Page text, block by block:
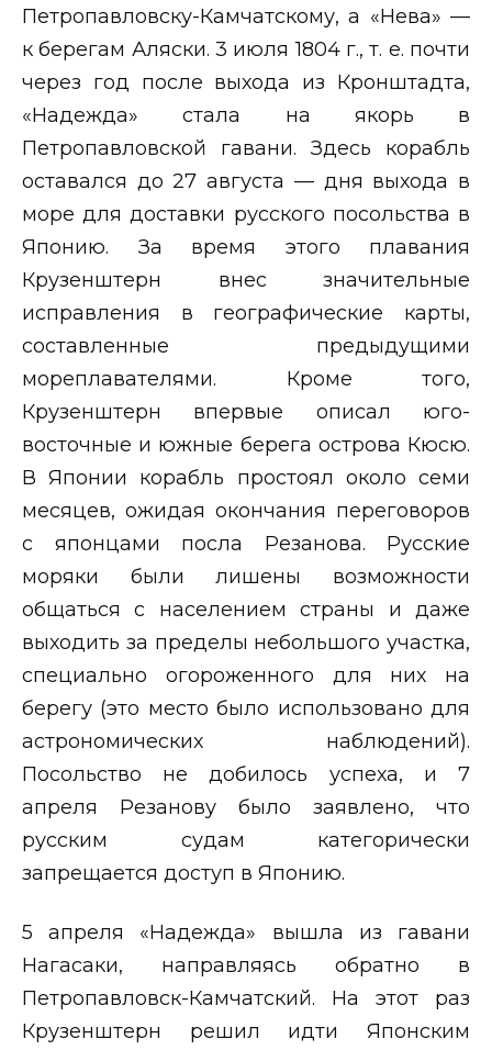
Петропавловску-Камчатскому, а «Нева» —
к берегам Аляски. 3 июля 1804 г., т. е. почти
через год после выхода из Кронштадта,
«Надежда» стала на якорь в
Петропавловской гавани. Здесь корабль
оставался до 27 августа — дня выхода в
море для доставки русского посольства в
Японию. За время этого плавания
Крузенштерн внес значительные
исправления в географические карты,
составленные предыдущими
мореплавателями. Кроме того,
Крузенштерн впервые описал юго-
восточные и южные берега острова Кюсю.
В Японии корабль простоял около семи
месяцев, ожидая окончания переговоров
с японцами посла Резанова. Русские
моряки были лишены возможности
общаться с населением страны и даже
выходить за пределы небольшого участка,
специально огороженного для них на
берегу (это место было использовано для
астрономических наблюдений).
Посольство не добилось успеха, и 7
апреля Резанову было заявлено, что
русским судам категорически
запрещается доступ в Японию.
5 апреля «Надежда» вышла из гавани
Нагасаки, направляясь обратно в
Петропавловск-Камчатский. На этот раз
Крузенштерн решил идти Японским